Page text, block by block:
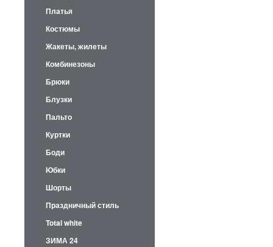
Платья
Костюмы
Жакеты, жилеты
Комбинезоны
Брюки
Блузки
Пальто
Куртки
Боди
Юбки
Шорты
Праздничный стиль
Total white
ЗИМА 24